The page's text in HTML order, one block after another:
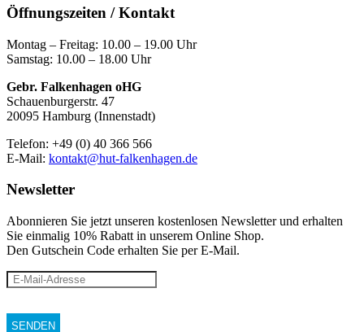
Öffnungszeiten / Kontakt
Montag – Freitag: 10.00 – 19.00 Uhr
Samstag: 10.00 – 18.00 Uhr
Gebr. Falkenhagen oHG
Schauenburgerstr. 47
20095 Hamburg (Innenstadt)
Telefon: +49 (0) 40 366 566
E-Mail: kontakt@hut-falkenhagen.de
Newsletter
Abonnieren Sie jetzt unseren kostenlosen Newsletter und erhalten
Sie einmalig 10% Rabatt in unserem Online Shop.
Den Gutschein Code erhalten Sie per E-Mail.